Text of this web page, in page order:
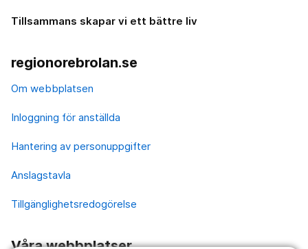
Tillsammans skapar vi ett bättre liv
regionorebrolan.se
Om webbplatsen
Inloggning för anställda
Hantering av personuppgifter
Anslagstavla
Tillgänglighetsredogörelse
Våra webbplatser